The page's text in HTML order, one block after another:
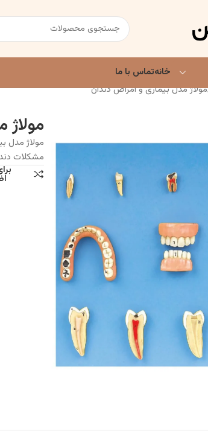
خانهتماس با ما
مولاژ مدل بیماری و امراض دندان
مشکلات